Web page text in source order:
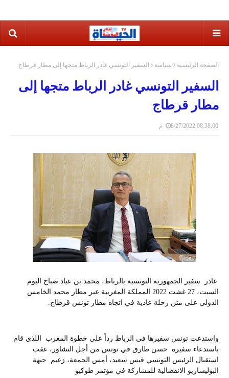
الصفحة الرئيسية سياسة السفير التونسي غادر الرباط متجها إلى مطار قرطاج
السفير التونسي غادر الرباط متجها إلى
مطار قرطاج
8/27/2022 08:38:00 م
غادر سفير الجمهورية التونسية بالرباط، محمد بن عياد صباح اليوم
السبت، 27 غشت 2022 المملكة المغربية عبر مطار محمد الخامس
الدولي على متن رحلة عادية في اتجاه مطار تونس قرطاج.
واستدعت تونس سفيرها في الرباط رداً على خطوة المغرب اللذي قام
باستدعاء سفيره حسن طارق في تونس من أجل التشاور، عقب
استقبال الرئيس التونسي قيس سعيد، أمس الجمعة، زعيم جبهة
البوليساريو الانفصالية للمشاركة في مؤتمر طوكيو